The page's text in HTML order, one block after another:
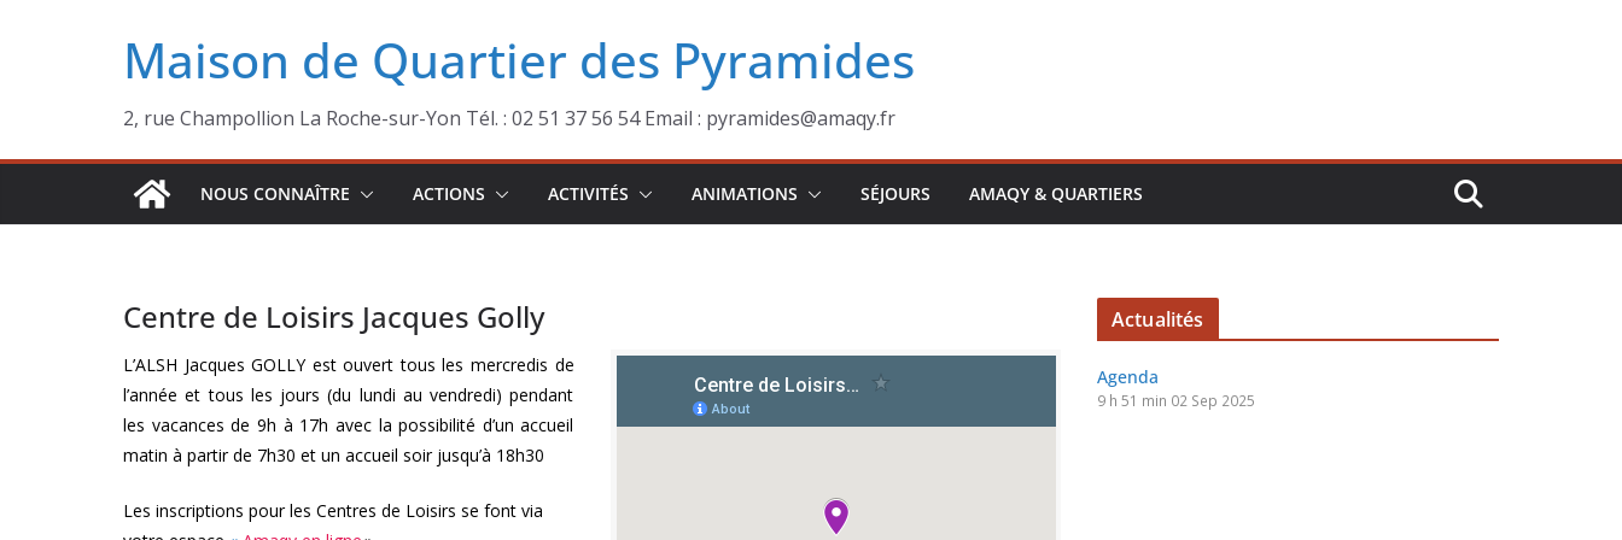
Maison de Quartier des Pyramides
2, rue Champollion La Roche-sur-Yon Tél. : 02 51 37 56 54 Email : pyramides@amaqy.fr
NOUS CONNAÎTRE ACTIONS ACTIVITÉS ANIMATIONS SÉJOURS AMAQY & QUARTIERS
Centre de Loisirs Jacques Golly
L’ALSH Jacques GOLLY est ouvert tous les mercredis de
l’année et tous les jours (du lundi au vendredi) pendant
les vacances de 9h à 17h avec la possibilité d’un accueil
matin à partir de 7h30 et un accueil soir jusqu’à 18h30
Les inscriptions pour les Centres de Loisirs se font via
Actualités
Agenda
9 h 51 min 02 Sep 2025